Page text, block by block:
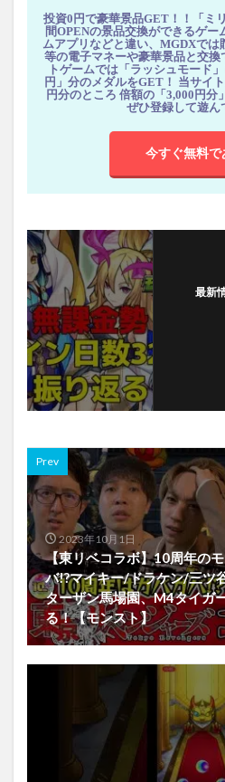
投資0円で豪華景品GET！！「ミ
間OPENの景品交換ができるゲ
ムアプリなどと違い、MGDXでは
等の電子マネーや豪華景品と交換
トゲームでは「ラッシュモード
円」分のメダルをGET！ 当サイ
円分のところ 倍額の「3,000円分
ぜひ登録して遊ん
今すぐ無料で
最新
Prev
2023年10月1日
【東リベコラボ】10周年の
バ!?マイキー/ドラケン/三ツ
ターザン馬場園、M4タイガ
る！【モンスト】